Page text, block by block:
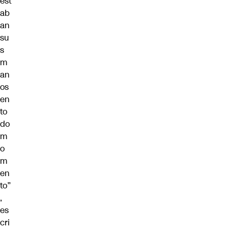
ab
an
su
s
m
an
os
en
to
do
m
o
m
en
to”
,
es
cri